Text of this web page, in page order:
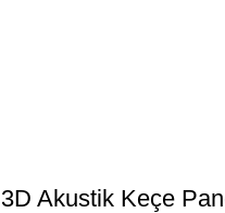
3D Akustik Keçe